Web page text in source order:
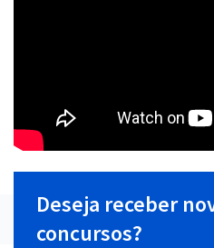
Deseja receber
concursos?